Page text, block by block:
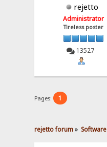
rejetto
Administrator
Tireless poster
13527
Pages: 1
rejetto forum» Software